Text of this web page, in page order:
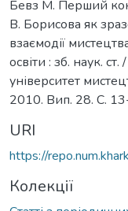
Бевз М. Перший
В. Борисова як
взаємодії
освіти : зб. наук.
університет
2010. Вип. 28. С.
URI
https://
Колекції